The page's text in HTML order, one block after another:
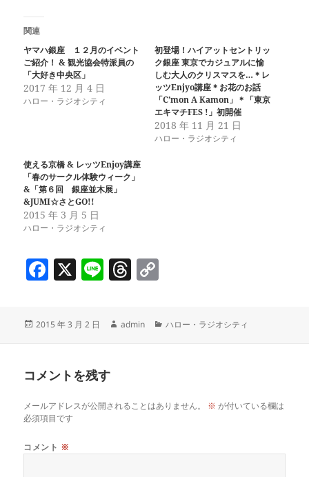
関連
ヤマハ銀座 １２月のイベント
ご紹介！ & 観光協会特派員の
「大好き中央区」
2017 年 12 月 4 日
ハロー・ラジオシティ
初登場！ハイアットセントリッ
ク銀座 東京でカジュアルに愉
しむ大人のクリスマスを…＊レ
ッツEnjyo講座＊お花のお話
「C’mon A Kamon」＊「東京
エキマチFES !」初開催
2018 年 11 月 21 日
ハロー・ラジオシティ
使える京橋 & レッツEnjoy講座
「春のサークル体験ウィーク」
&「第６回 銀座並木展」
&JUMI☆さとGO!!
2015 年 3 月 5 日
ハロー・ラジオシティ
F
c
e
o
o
k
X Li
e
T
re
a y
k
投
2015 年 3 月 2 日
作
admin
カ
ハロー・ラジオシティ
コメントを残す
メールアドレスが公開されることはありません。 ※ が付いている欄は
必須項目です
コメント ※